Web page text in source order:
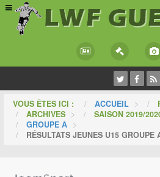
VOUS ÊTES ICI : ACCUEIL >
ARCHIVES > SAISON 2019/
GROUPE A >
RÉSULTATS JEUNES U15